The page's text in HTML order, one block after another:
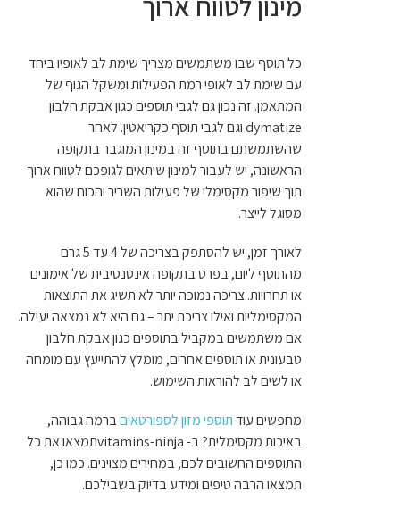
כל תוסף שבו משתמשים מצריך שימת לב לאופיו ביחד
עם שימת לב לאופי רמת הפעילות ומשקל הגוף של
המתאמן. זה נכון גם לגבי תוספים כגון אבקת חלבון
dymatize וגם לגבי תוסף כקריאטין. לאחר
שהשתמשתם בתוסף זה במינון המוגבר בתקופה
הראשונה, יש לעבור למינון שיתאים לגופכם לטווח ארוך
תוך שיפור מקסימלי של פעילות השריר והכוח שהוא
מסוגל לייצר.
לאורך זמן, יש להסתפק בצריכה של 4 עד 5 גרם
מהתוסף ליום, בפרט בתקופה אינטנסיבית של אימונים
או תחרויות. צריכה נמוכה יותר לא תשיג את התוצאות
המקסימליות ואילו צריכת יתר – גם היא לא נמצאה יעילה.
אם משתמשים במקביל בתוספים כגון אבקת חלבון
טבעונית או תוספים אחרים, מומלץ להתייעץ עם מומחה
או לשים לב להוראות השימוש.
מחפשים עודתוספי מזון לספורטאיםברמה גבוהה,
באיכות מקסימלית? ב- vitamins-ninjaתמצאו את כל
התוספים החשובים לכם, במחירים מצוינים. כמו כן,
תמצאו הרבה טיפים ומידע בדיוק בשבילכם.